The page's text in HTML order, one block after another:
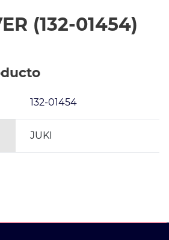
(132-01454)
132-01454
JUKI